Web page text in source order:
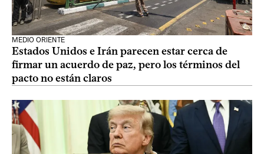
MEDIO ORIENTE
Estados Unidos e Irán parecen estar cerca de
firmar un acuerdo de paz, pero los términos del
pacto no están claros